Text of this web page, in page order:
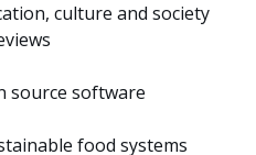
culture and society
source software
food systems